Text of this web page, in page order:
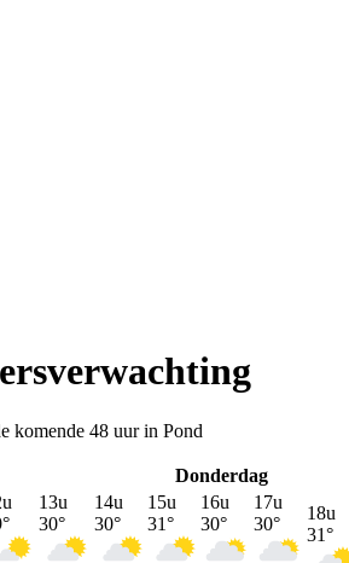
komende 48 uur in Pond
Donderdag
°
13u
30°
14u
30°
15u
31°
16u
30°
17u
30°
18u
31°